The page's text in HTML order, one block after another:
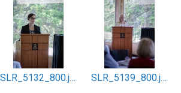
SLR_5132_800.jpg SLR_5139_800.jpg